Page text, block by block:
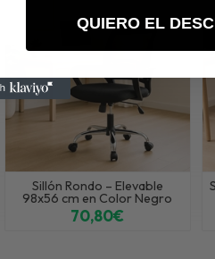
Sillón Rondo – Elevable
98x56 cm en Color Negro
70,80€
QUIERO EL